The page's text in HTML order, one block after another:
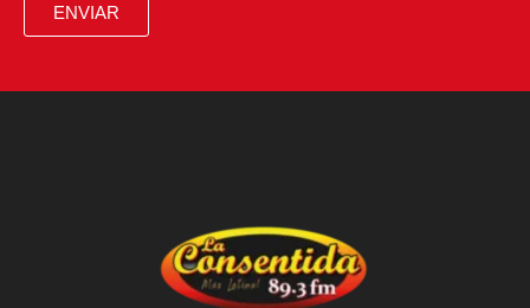
ENVIAR